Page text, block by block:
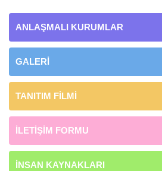
ANLAŞMALI KURUMLAR
GALERİ
TANITIM FİLMİ
İLETİŞİM FORMU
İNSAN KAYNAKLARI